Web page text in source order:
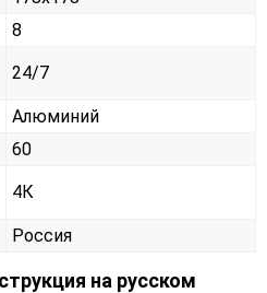
8
24/7
Алюминий
60
4К
Россия
на русском